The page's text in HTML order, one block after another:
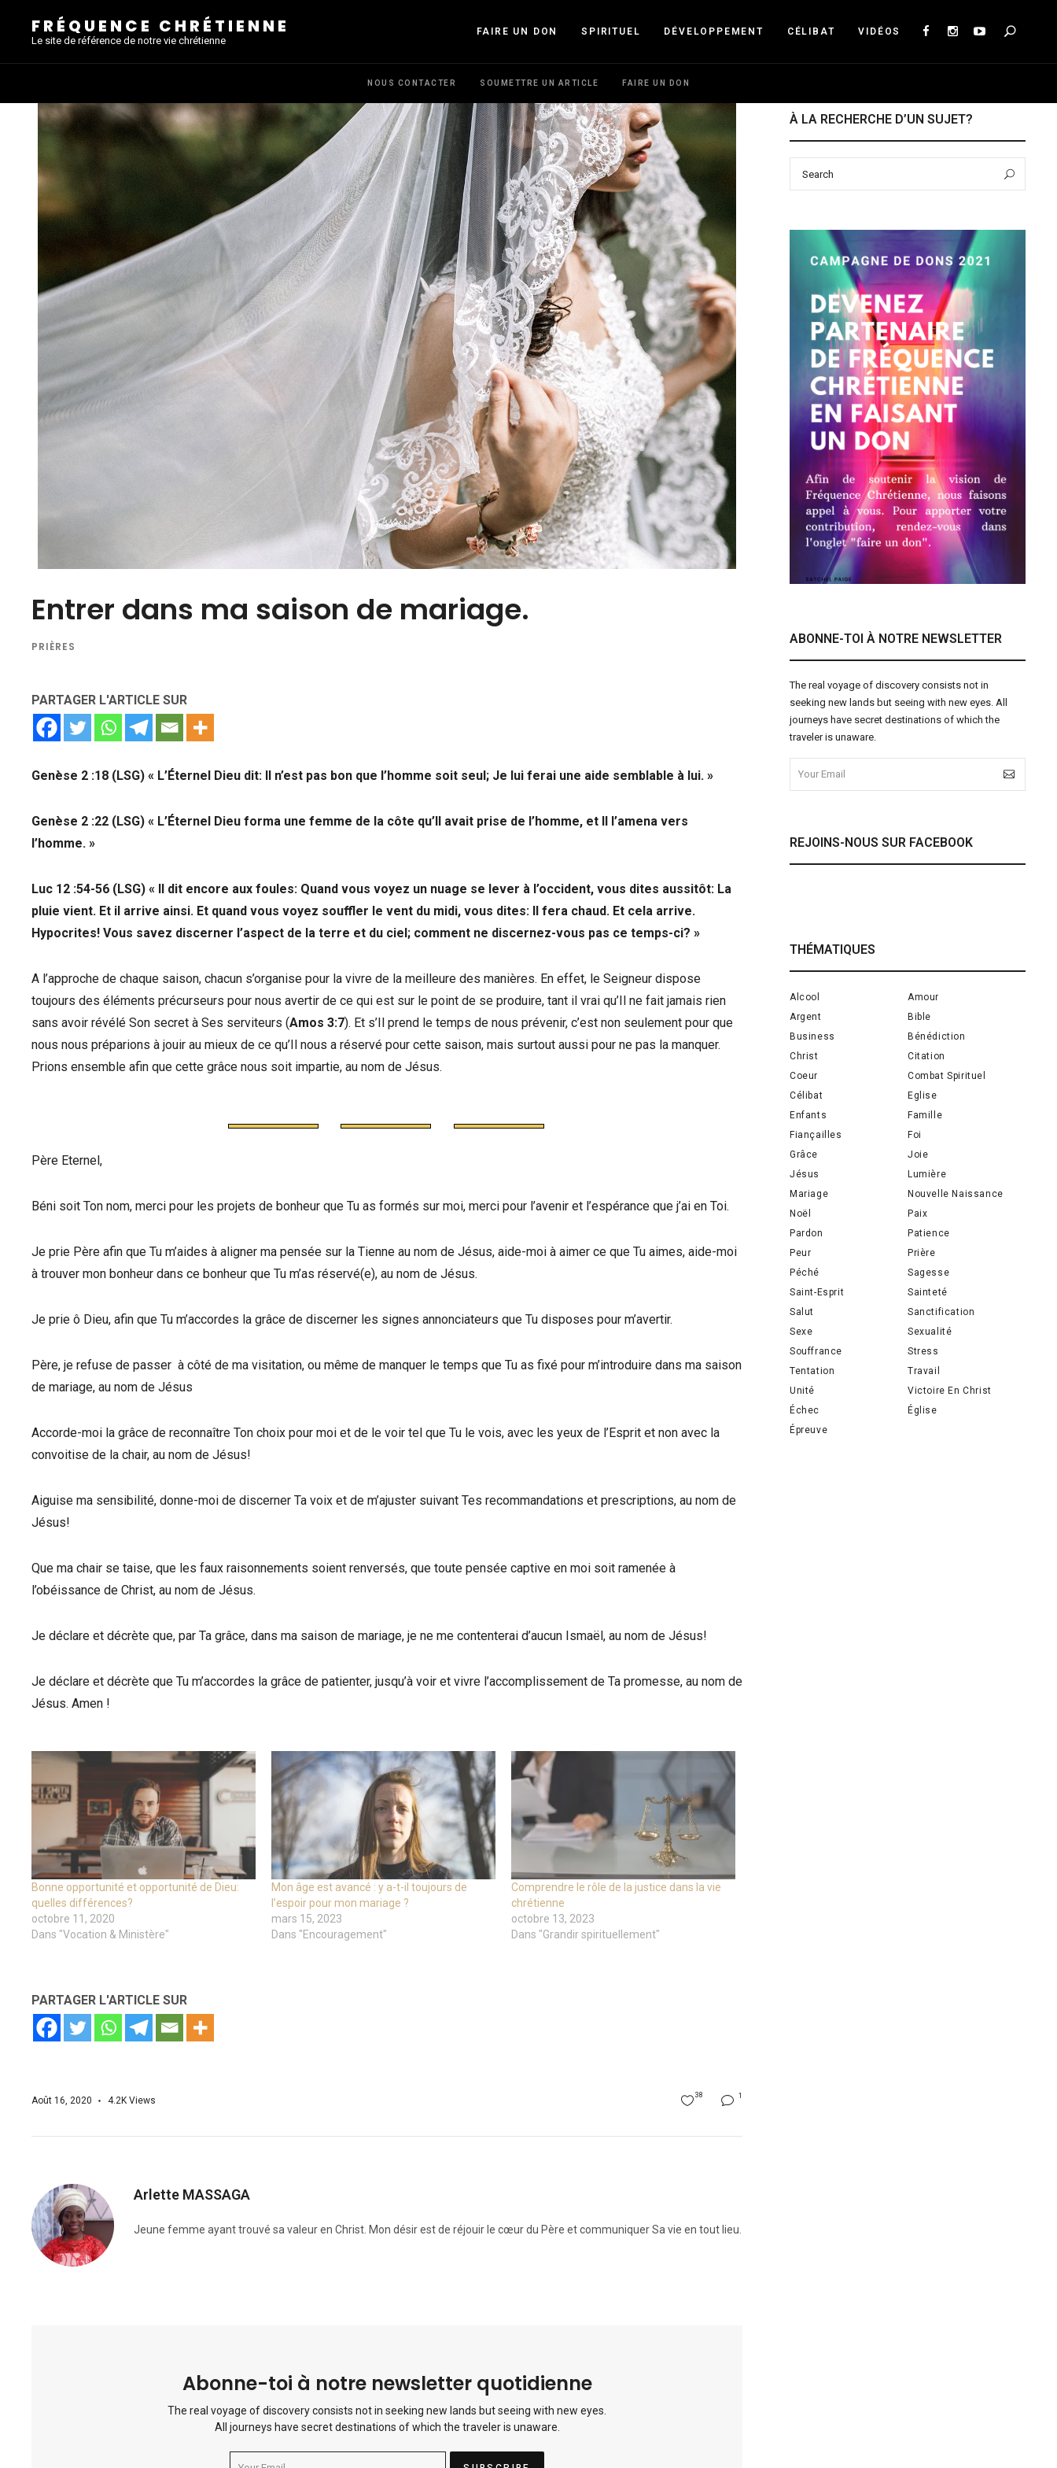
FRÉQUENCE CHRÉTIENNE
Le site de référence de notre vie chrétienne
FAIRE UN DON SPIRITUEL DÉVELOPPEMENT CÉLIBAT VIDÉOS
NOUS CONTACTER SOUMETTRE UN ARTICLE FAIRE UN DON
Entrer dans ma saison de mariage.
PRIÈRES
PARTAGER L'ARTICLE SUR
Genèse 2 :18 (LSG) « L’Éternel Dieu dit: Il n’est pas bon que l’homme soit seul; Je lui ferai une aide semblable à lui. »
Genèse 2 :22 (LSG) « L’Éternel Dieu forma une femme de la côte qu’Il avait prise de l’homme, et Il l’amena vers
l’homme. »
Luc 12 :54-56 (LSG) « Il dit encore aux foules: Quand vous voyez un nuage se lever à l’occident, vous dites aussitôt: La
pluie vient. Et il arrive ainsi. Et quand vous voyez souffler le vent du midi, vous dites: Il fera chaud. Et cela arrive.
Hypocrites! Vous savez discerner l’aspect de la terre et du ciel; comment ne discernez-vous pas ce temps-ci? »
A l’approche de chaque saison, chacun s’organise pour la vivre de la meilleure des manières. En effet, le Seigneur dispose
toujours des éléments précurseurs pour nous avertir de ce qui est sur le point de se produire, tant il vrai qu’Il ne fait jamais rien
sans avoir révélé Son secret à Ses serviteurs (Amos 3:7). Et s’Il prend le temps de nous prévenir, c’est non seulement pour que
nous nous préparions à jouir au mieux de ce qu’Il nous a réservé pour cette saison, mais surtout aussi pour ne pas la manquer.
Prions ensemble afin que cette grâce nous soit impartie, au nom de Jésus.
Père Eternel,
Béni soit Ton nom, merci pour les projets de bonheur que Tu as formés sur moi, merci pour l’avenir et l’espérance que j’ai en Toi.
Je prie Père afin que Tu m’aides à aligner ma pensée sur la Tienne au nom de Jésus, aide-moi à aimer ce que Tu aimes, aide-moi
à trouver mon bonheur dans ce bonheur que Tu m’as réservé(e), au nom de Jésus.
Je prie ô Dieu, afin que Tu m’accordes la grâce de discerner les signes annonciateurs que Tu disposes pour m’avertir.
Père, je refuse de passer à côté de ma visitation, ou même de manquer le temps que Tu as fixé pour m’introduire dans ma saison
de mariage, au nom de Jésus
Accorde-moi la grâce de reconnaître Ton choix pour moi et de le voir tel que Tu le vois, avec les yeux de l’Esprit et non avec la
convoitise de la chair, au nom de Jésus!
Aiguise ma sensibilité, donne-moi de discerner Ta voix et de m’ajuster suivant Tes recommandations et prescriptions, au nom de
Jésus!
Que ma chair se taise, que les faux raisonnements soient renversés, que toute pensée captive en moi soit ramenée à
l’obéissance de Christ, au nom de Jésus.
Je déclare et décrète que, par Ta grâce, dans ma saison de mariage, je ne me contenterai d’aucun Ismaël, au nom de Jésus!
Je déclare et décrète que Tu m’accordes la grâce de patienter, jusqu’à voir et vivre l’accomplissement de Ta promesse, au nom de
Jésus. Amen !
Bonne opportunité et opportunité de Dieu:
quelles différences?
octobre 11, 2020
Dans "Vocation & Ministère"
Mon âge est avancé : y a-t-il toujours de
l’espoir pour mon mariage ?
mars 15, 2023
Dans "Encouragement"
Comprendre le rôle de la justice dans la vie
chrétienne
octobre 13, 2023
Dans "Grandir spirituellement"
PARTAGER L'ARTICLE SUR
Août 16, 2020 4.2K Views 1
38
Arlette MASSAGA
Jeune femme ayant trouvé sa valeur en Christ. Mon désir est de réjouir le cœur du Père et communiquer Sa vie en tout lieu.
Abonne-toi à notre newsletter quotidienne
The real voyage of discovery consists not in seeking new lands but seeing with new eyes.
All journeys have secret destinations of which the traveler is unaware.
À LA RECHERCHE D’UN SUJET?
ABONNE-TOI À NOTRE NEWSLETTER
The real voyage of discovery consists not in
seeking new lands but seeing with new eyes. All
journeys have secret destinations of which the
traveler is unaware.
REJOINS-NOUS SUR FACEBOOK
THÉMATIQUES
Alcool
Amour
Argent
Bible
Business
Bénédiction
Christ
Citation
Coeur
Combat Spirituel
Célibat
Eglise
Enfants
Famille
Fiançailles
Foi
Grâce
Joie
Jésus
Lumière
Mariage
Nouvelle Naissance
Noël
Paix
Pardon
Patience
Peur
Prière
Péché
Sagesse
Saint-Esprit
Sainteté
Salut
Sanctification
Sexe
Sexualité
Souffrance
Stress
Tentation
Travail
Unité
Victoire En Christ
Échec
Église
Épreuve